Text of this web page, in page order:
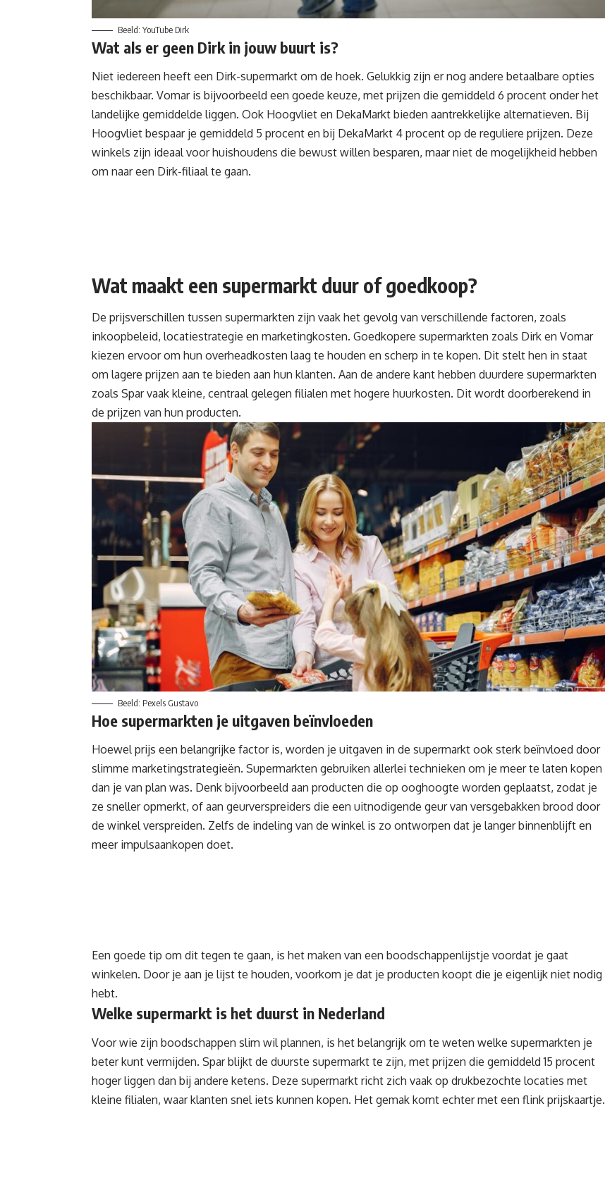
Beeld: YouTube Dirk
Wat als er geen Dirk in jouw buurt is?
Niet iedereen heeft een Dirk-supermarkt om de hoek. Gelukkig zijn er nog andere betaalbare opties
beschikbaar. Vomar is bijvoorbeeld een goede keuze, met prijzen die gemiddeld 6 procent onder het
landelijke gemiddelde liggen. Ook Hoogvliet en DekaMarkt bieden aantrekkelijke alternatieven. Bij
Hoogvliet bespaar je gemiddeld 5 procent en bij DekaMarkt 4 procent op de reguliere prijzen. Deze
winkels zijn ideaal voor huishoudens die bewust willen besparen, maar niet de mogelijkheid hebben
om naar een Dirk-filiaal te gaan.
Wat maakt een supermarkt duur of goedkoop?
De prijsverschillen tussen supermarkten zijn vaak het gevolg van verschillende factoren, zoals
inkoopbeleid, locatiestrategie en marketingkosten. Goedkopere supermarkten zoals Dirk en Vomar
kiezen ervoor om hun overheadkosten laag te houden en scherp in te kopen. Dit stelt hen in staat
om lagere prijzen aan te bieden aan hun klanten. Aan de andere kant hebben duurdere supermarkten
zoals Spar vaak kleine, centraal gelegen filialen met hogere huurkosten. Dit wordt doorberekend in
de prijzen van hun producten.
Beeld: Pexels Gustavo
Hoe supermarkten je uitgaven beïnvloeden
Hoewel prijs een belangrijke factor is, worden je uitgaven in de supermarkt ook sterk beïnvloed door
slimme marketingstrategieën. Supermarkten gebruiken allerlei technieken om je meer te laten kopen
dan je van plan was. Denk bijvoorbeeld aan producten die op ooghoogte worden geplaatst, zodat je
ze sneller opmerkt, of aan geurverspreiders die een uitnodigende geur van versgebakken brood door
de winkel verspreiden. Zelfs de indeling van de winkel is zo ontworpen dat je langer binnenblijft en
meer impulsaankopen doet.
Een goede tip om dit tegen te gaan, is het maken van een boodschappenlijstje voordat je gaat
winkelen. Door je aan je lijst te houden, voorkom je dat je producten koopt die je eigenlijk niet nodig
hebt.
Welke supermarkt is het duurst in Nederland
Voor wie zijn boodschappen slim wil plannen, is het belangrijk om te weten welke supermarkten je
beter kunt vermijden. Spar blijkt de duurste supermarkt te zijn, met prijzen die gemiddeld 15 procent
hoger liggen dan bij andere ketens. Deze supermarkt richt zich vaak op drukbezochte locaties met
kleine filialen, waar klanten snel iets kunnen kopen. Het gemak komt echter met een flink prijskaartje.